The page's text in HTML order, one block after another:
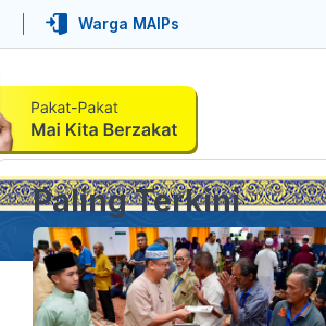
Warga MAIPs
Paling Terkini